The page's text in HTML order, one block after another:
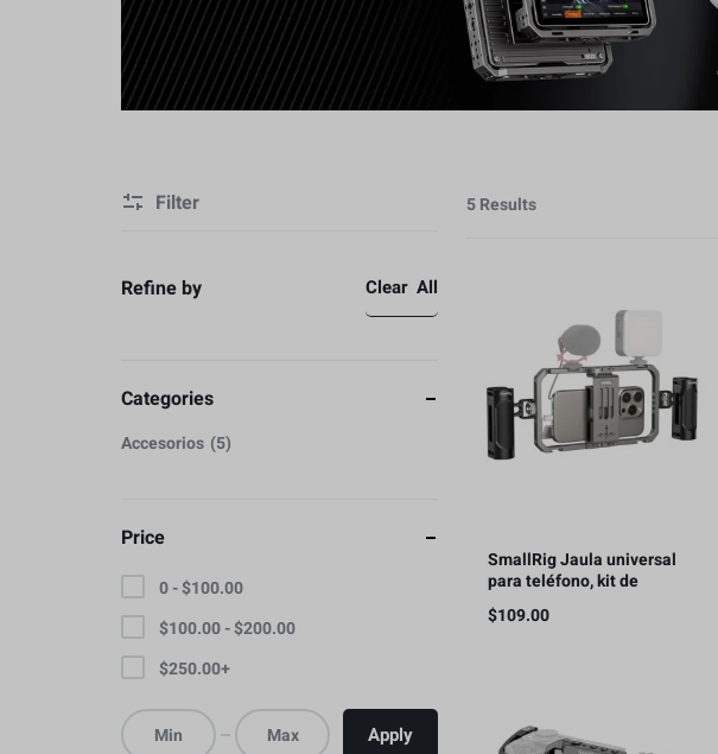
Video
Cámaras y Lentes
Estabilización
5 Results
SmallRig Jaula universal
para teléfono, kit de
aparejo de video para
teléfono inteligente con
$109.00
Filter
Refine by Clear All
Categories
Accesorios 5
Price
0 -$100.00
$100.00-$200.00
$250.00+
Apply